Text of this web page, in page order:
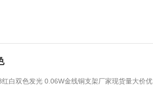
白双色发光 0.06W金线铜支架厂家现货量大价优